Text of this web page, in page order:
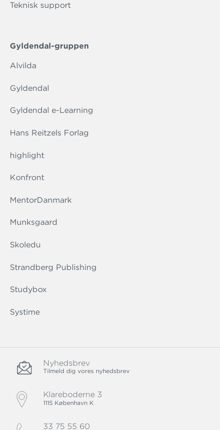
Teknisk support
Gyldendal-gruppen
Alvilda
Gyldendal
Gyldendal e-Learning
Hans Reitzels Forlag
highlight
Konfront
MentorDanmark
Munksgaard
Skoledu
Strandberg Publishing
Studybox
Systime
Nyhedsbrev
Tilmeld dig vores nyhedsbrev
Klareboderne 3
1115 København K
33 75 55 60